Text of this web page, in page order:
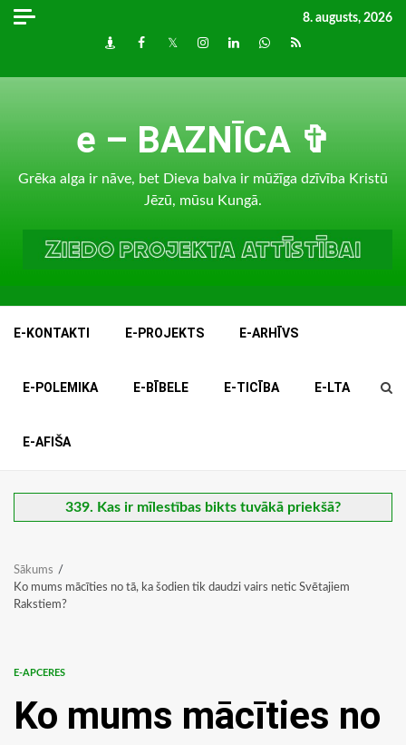
Skip
8. augusts, 2026
DraugiemFacebook
TwitterInstagram
LinkedInwhatsapp
RSS
e – BAZNĪCA ✞
Grēka alga ir nāve, bet Dieva balva ir mūžīga dzīvība Kristū
Jēzū, mūsu Kungā.
E-KONTAKTI E-PROJEKTS E-ARHĪVS
E-POLEMIKA E-BĪBELE E-TICĪBA E-LTA
E-AFIŠA
339. Kas ir mīlestības bikts tuvākā priekšā?
Sākums
Ko mums mācīties no tā, ka šodien tik daudzi vairs netic Svētajiem
Rakstiem?
E-APCERES
Ko mums mācīties no